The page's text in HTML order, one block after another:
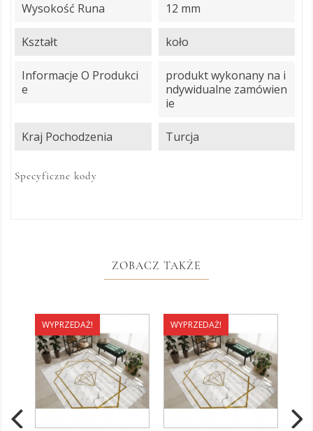
Wysokość Runa 12 mm
Kształt koło
Informacje O Produkci
E
produkt wykonany na i
ndywidualne zamówien
ie
Kraj Pochodzenia Turcja
Specyficzne kody
ZOBACZ TAKŻE
WYPRZEDAŻ! WYPRZEDAŻ!